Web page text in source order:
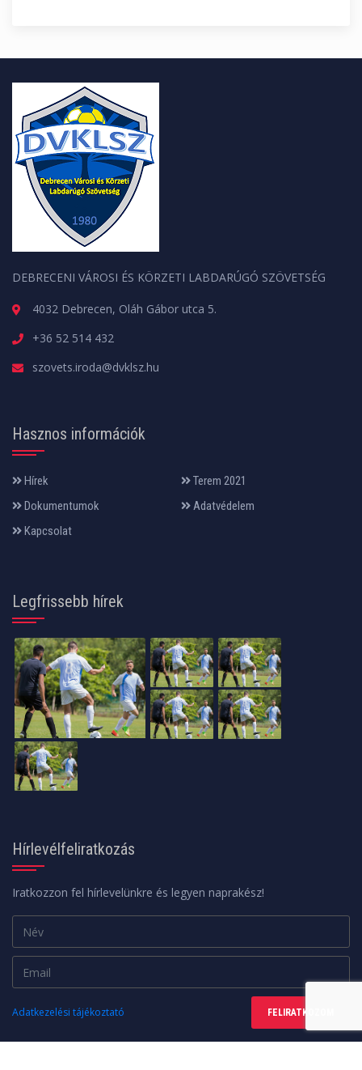
DEBRECENI VÁROSI ÉS KÖRZETI LABDARÚGÓ SZÖVETSÉG
4032 Debrecen, Oláh Gábor utca 5.
+36 52 514 432
szovets.iroda@dvklsz.hu
Hasznos információk
Hírek
Terem 2021
Dokumentumok
Adatvédelem
Kapcsolat
Legfrissebb hírek
Hírlevélfeliratkozás
Iratkozzon fel hírlevelünkre és legyen naprakész!
Adatkezelési tájékoztató FELIRATKOZOM